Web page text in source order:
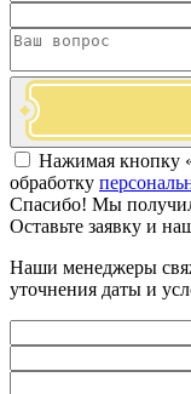
Нажимая кнопку
обработку
Спасибо! Мы
Оставьте заявку и
Наши менеджеры
уточнения даты и